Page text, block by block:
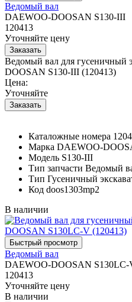
Ведомый вал
DAEWOO-DOOSAN S130-III
120413
Уточняйте цену
Ведомый вал для гусеничный
DOOSAN S130-III (120413)
Цена:
Уточняйте
Каталожные номера
Марка DAEWOO-
Модель S130-III
Тип запчасти Ведомый
Тип Гусеничный
Код doos1303mp2
В наличии
Ведомый вал
DAEWOO-DOOSAN S130LC-
120413
Уточняйте цену
В наличии